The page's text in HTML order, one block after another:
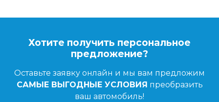
Хотите получить персональное
предложение?
Оставьте заявку онлайн и мы вам предложим
САМЫЕ ВЫГОДНЫЕ УСЛОВИЯ преобразить
ваш автомобиль!